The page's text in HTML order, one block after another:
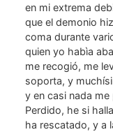
en mi extrema
que el demonio
coma durante
quien yo habìa
me recogió, me
soporta, y
y en casi nada
Perdido, he si
ha rescatado, y a